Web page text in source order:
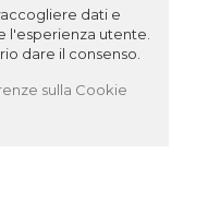
dati e
l'esperienza utente.
dare il consenso.
sulla Cookie